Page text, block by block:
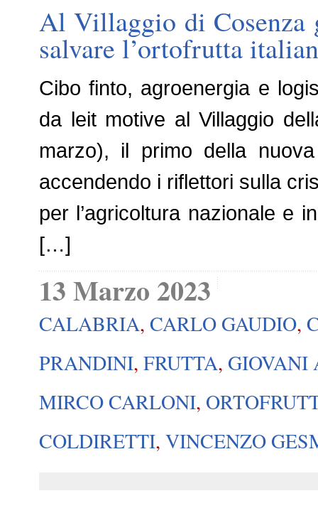
Al Villaggio di Cosenza
salvare l’ortofrutta
Cibo finto, agroenergia e
da leit motive al Villaggio
marzo), il primo della
accendendo i riflettori sulla
per l’agricoltura nazionale e
[…]
13 Marzo 2023
CALABRIA, CARLO GAUDIO,
PRANDINI, FRUTTA, GIOVANI
MIRCO CARLONI,
COLDIRETTI, VINCENZO